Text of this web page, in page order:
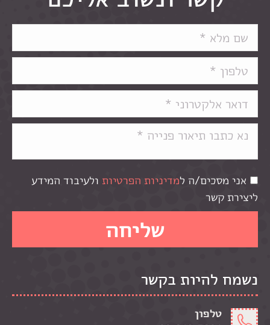
אני מסכים/ה למדיניות הפרטיות ולעיבוד המידע
ליצירת קשר
נשמח להיות בקשר
טלפון